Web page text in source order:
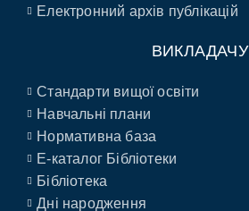
Електронний архів публікацій
ВИКЛАДАЧУ
Стандарти вищої освіти
Навчальні плани
Нормативна база
E-каталог Бібліотеки
Бібліотека
Дні народження